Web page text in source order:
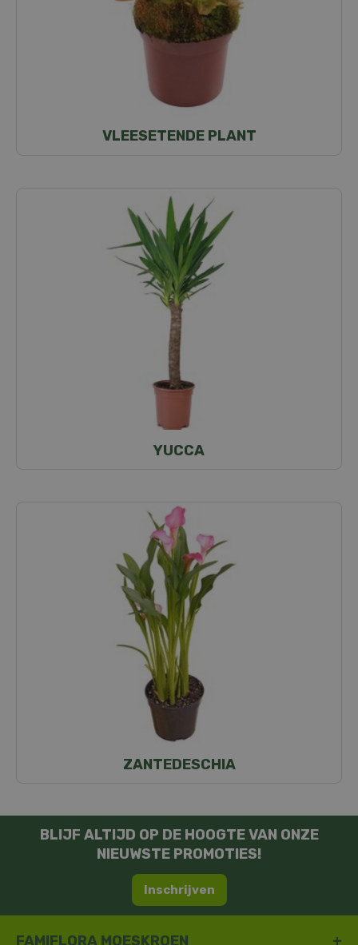
VLEESETENDE PLANT
YUCCA
ZANTEDESCHIA
BLIJF ALTIJD OP DE HOOGTE VAN ONZE
NIEUWSTE PROMOTIES!
Inschrijven
FAMIFLORA MOESKROEN